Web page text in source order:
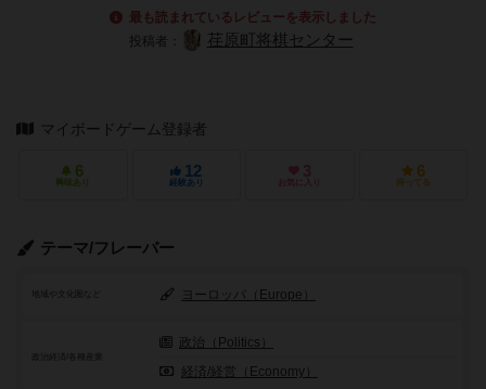
最も読まれているレビューを表示しました
投稿者：
荏原町将棋センター
マイボードゲーム登録者
6
興味あり
12
経験あり
3
お気に入り
6
持ってる
テーマ/フレーバー
地域や文化圏など ヨーロッパ（Europe）
政治経済/各種産業
政治（Politics）
経済/経営（Economy）